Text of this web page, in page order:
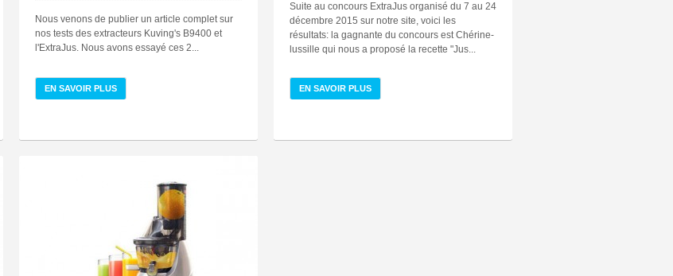
Nous venons de publier un article complet sur
nos tests des extracteurs Kuving's B9400 et
l'ExtraJus. Nous avons essayé ces 2...
EN SAVOIR PLUS
Suite au concours ExtraJus organisé du 7 au 24
décembre 2015 sur notre site, voici les
résultats: la gagnante du concours est Chérine-
lussille qui nous a proposé la recette "Jus...
EN SAVOIR PLUS